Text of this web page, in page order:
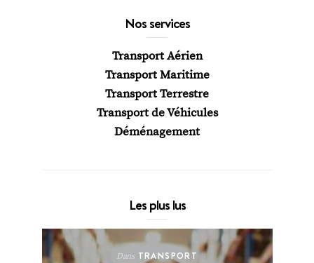
Nos services
Transport Aérien
Transport Maritime
Transport Terrestre
Transport de Véhicules
Déménagement
Les plus lus
Dans TRANSPORT